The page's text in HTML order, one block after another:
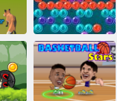
2
Rahaliigutajad 3
valvemaksu
Mull tukk